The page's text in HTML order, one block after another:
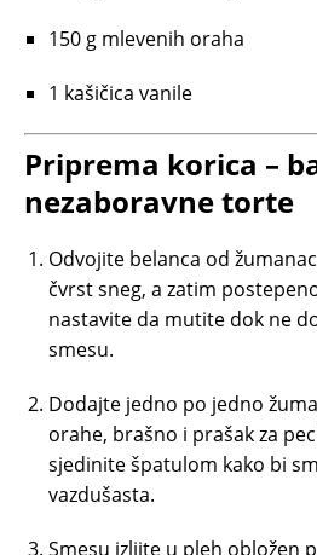
150 g mlevenih oraha
1 kašičica vanile
Priprema korica –
nezaboravne torte
Odvojite belanca od
čvrst sneg, a zatim
nastavite da mutite dok ne
smesu.
Dodajte jedno po jedno
orahe, brašno i prašak za
sjedinite špatulom kako bi
vazdušasta.
Smesu izlijte u pleh obložen